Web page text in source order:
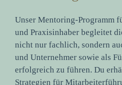
Unser Mentoring-Programm
und Praxisinhaber begleitet
nicht nur fachlich, sondern
und Unternehmer sowie als
erfolgreich zu führen. Du
Strategien für